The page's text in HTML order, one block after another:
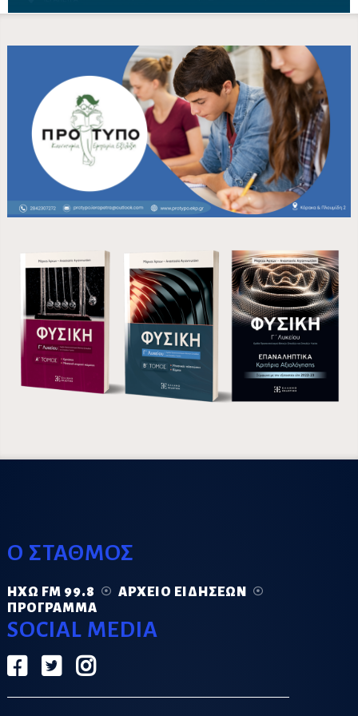
Ο ΣΤΑΘΜΟΣ
ΗΧΏ FM 99.8
ΑΡΧΕΊΟ ΕΙΔΉΣΕΩΝ
ΠΡΌΓΡΑΜΜΑ
SOCIAL MEDIA